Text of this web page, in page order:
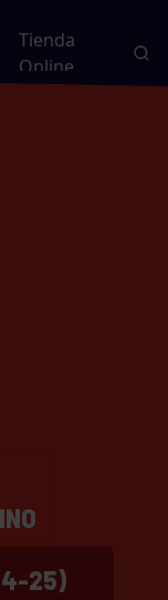
Tienda
Online
25)